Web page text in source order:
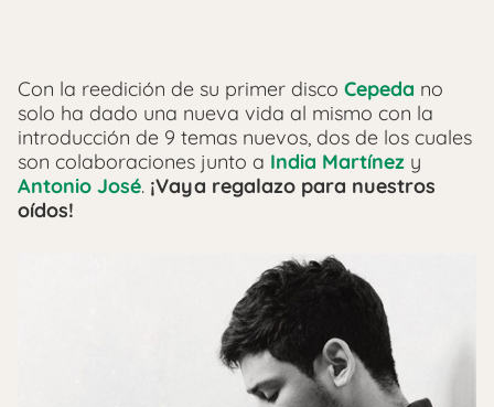
Con la reedición de su primer disco Cepeda no
solo ha dado una nueva vida al mismo con la
introducción de 9 temas nuevos, dos de los cuales
son colaboraciones junto a India Martínez y
Antonio José. ¡Vaya regalazo para nuestros
oídos!